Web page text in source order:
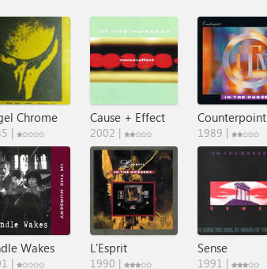
Chrome
|
Cause + Effect
2002 |
Counterpoint
1989 |
Wakes
|
L'Esprit
1990 |
Sense
1991 |